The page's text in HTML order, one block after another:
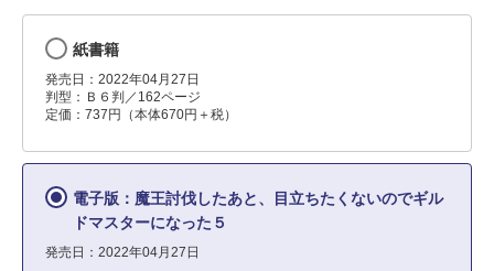
紙書籍
発売日：2022年04月27日
判型：Ｂ６判／162ページ
定価：737円（本体670円＋税）
電子版：魔王討伐したあと、目立ちたくないのでギル
ドマスターになった５
発売日：2022年04月27日